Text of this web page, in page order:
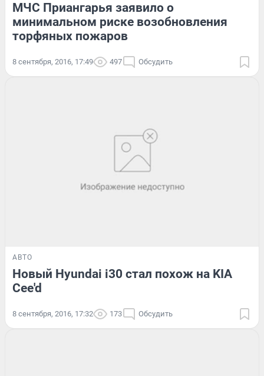
МЧС Приангарья заявило о
минимальном риске возобновления
торфяных пожаров
8 сентября, 2016, 17:49 497 Обсудить
АВТО
Новый Hyundai i30 стал похож на KIA
Cee'd
8 сентября, 2016, 17:32 173 Обсудить